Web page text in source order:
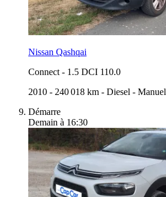
Nissan Qashqai
Connect - 1.5 DCI 110.0
2010 - 240 018 km - Diesel - Manuel
Démarre
Demain à 16:30